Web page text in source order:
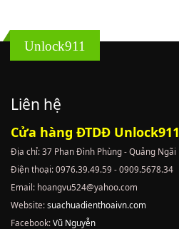
Unlock911
Liên hệ
Cửa hàng ĐTDĐ Unlock911
Địa chỉ: 37 Phan Đình Phùng - Quảng Ngãi
Điện thoại: 0976.39.49.59 - 0909.5678.34
Email: hoangvu524@yahoo.com
Website:suachuadienthoaivn.com
Facebook:Vũ Nguyễn